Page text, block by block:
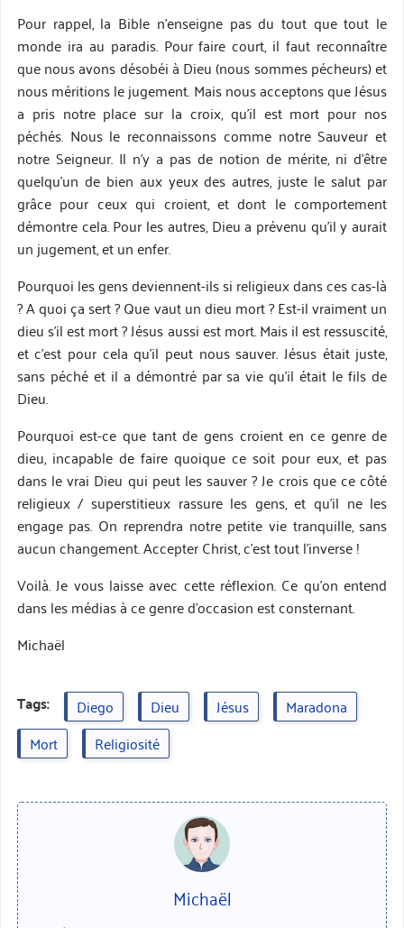
Pour rappel, la Bible n’enseigne pas du tout que tout le
monde ira au paradis. Pour faire court, il faut reconnaître
que nous avons désobéi à Dieu (nous sommes pécheurs) et
nous méritions le jugement. Mais nous acceptons que Jésus
a pris notre place sur la croix, qu’il est mort pour nos
péchés. Nous le reconnaissons comme notre Sauveur et
notre Seigneur. Il n’y a pas de notion de mérite, ni d’être
quelqu’un de bien aux yeux des autres, juste le salut par
grâce pour ceux qui croient, et dont le comportement
démontre cela. Pour les autres, Dieu a prévenu qu’il y aurait
un jugement, et un enfer.
Pourquoi les gens deviennent-ils si religieux dans ces cas-là
? A quoi ça sert ? Que vaut un dieu mort ? Est-il vraiment un
dieu s’il est mort ? Jésus aussi est mort. Mais il est ressuscité,
et c’est pour cela qu’il peut nous sauver. Jésus était juste,
sans péché et il a démontré par sa vie qu’il était le fils de
Dieu.
Pourquoi est-ce que tant de gens croient en ce genre de
dieu, incapable de faire quoique ce soit pour eux, et pas
dans le vrai Dieu qui peut les sauver ? Je crois que ce côté
religieux / superstitieux rassure les gens, et qu’il ne les
engage pas. On reprendra notre petite vie tranquille, sans
aucun changement. Accepter Christ, c’est tout l’inverse !
Voilà. Je vous laisse avec cette réflexion. Ce qu’on entend
dans les médias à ce genre d’occasion est consternant.
Michaël
Tags: Diego Dieu Jésus
Maradona
Mort
Religiosité
Michaël